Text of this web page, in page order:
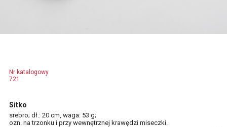
Nr katalogowy
721
Sitko
srebro; dł.: 20 cm, waga: 53 g;
ozn. na trzonku i przy wewnętrznej krawędzi miseczki.